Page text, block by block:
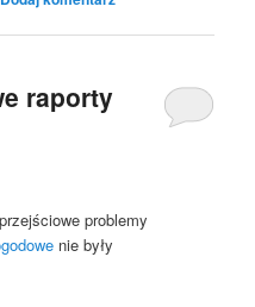
raporty
problemy
nie były